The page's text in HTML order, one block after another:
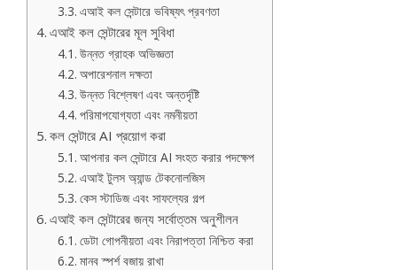
এআই কল সেন্টারে ভবিষ্যৎ প্রবণতা
এআই কল সেন্টারের মূল সুবিধা
উন্নত গ্রাহক অভিজ্ঞতা
অপারেশনাল দক্ষতা
উন্নত বিশ্লেষণ এবং অন্তর্দৃষ্টি
পরিমাপযোগ্যতা এবং নমনীয়তা
কল সেন্টারে AI প্রয়োগ করা
আপনার কল সেন্টারে AI সংহত করার পদক্ষেপ
এআই টুলস অ্যান্ড টেকনোলজিস
কেস স্টাডিজ এবং সাফল্যের গল্প
এআই কল সেন্টারের জন্য সর্বোত্তম অনুশীলন
ডেটা গোপনীয়তা এবং নিরাপত্তা নিশ্চিত করা
মানব স্পর্শ বজায় রাখা